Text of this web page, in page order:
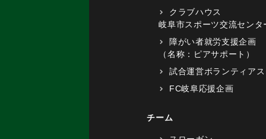
クラブハウス
岐阜市スポーツ交流センタ
障がい者就労支援企画
（名称：ピアサポート）
試合運営ボランティア
FC岐阜応援企画
チーム